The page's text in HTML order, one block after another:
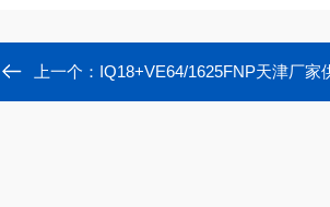
上一个： IQ18+VE64/1625FNP天津厂家供应罗托克直行程电子